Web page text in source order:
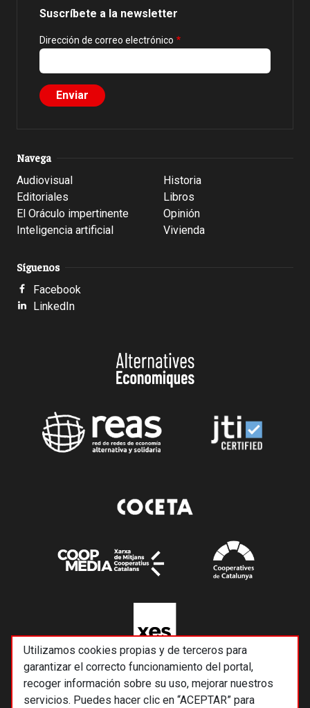
Utilizamos cookies propias y de terceros para
garantizar el correcto funcionamiento del portal,
recoger información sobre su uso, mejorar nuestros
servicios. Puedes hacer clic en “ACEPTAR” para
Suscríbete a la newsletter
Dirección de correo electrónico
Navega
Audiovisual
Editoriales
El Oráculo impertinente
Inteligencia artificial
Historia
Libros
Opinión
Vivienda
Síguenos
Facebook
LinkedIn